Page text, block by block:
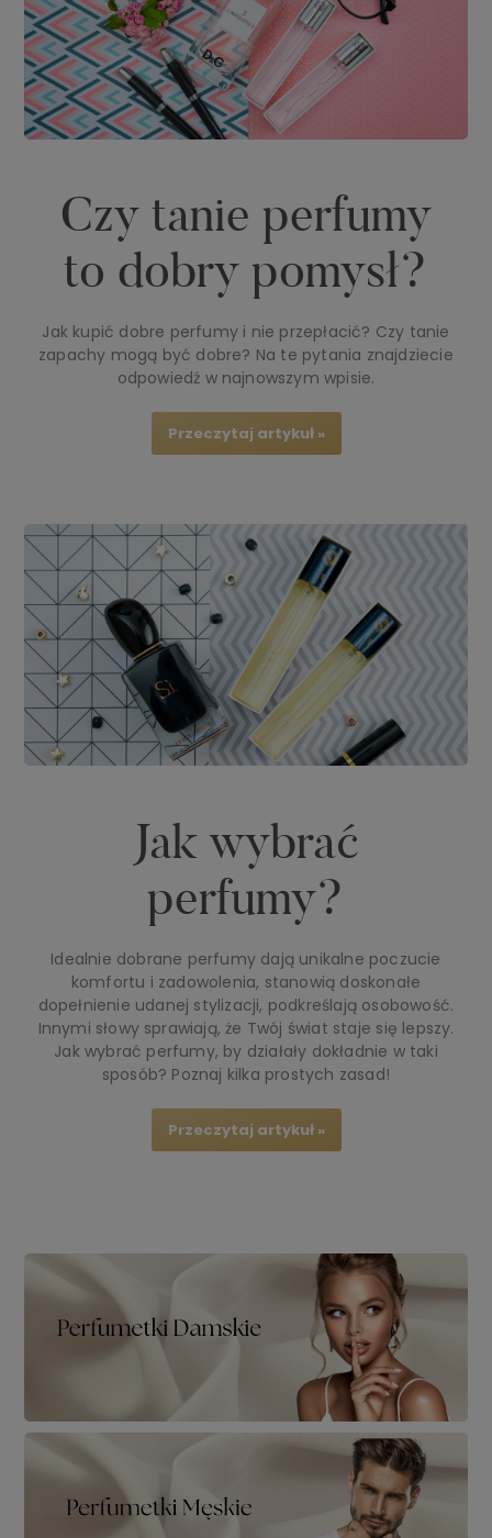
Czy tanie perfumy
to dobry pomysł?
Jak kupić dobre perfumy i nie przepłacić? Czy tanie
zapachy mogą być dobre? Na te pytania znajdziecie
odpowiedź w najnowszym wpisie.
Przeczytaj artykuł »
Jak wybrać
perfumy?
Idealnie dobrane perfumy dają unikalne poczucie
komfortu i zadowolenia, stanowią doskonałe
dopełnienie udanej stylizacji, podkreślają osobowość.
Innymi słowy sprawiają, że Twój świat staje się lepszy.
Jak wybrać perfumy, by działały dokładnie w taki
sposób? Poznaj kilka prostych zasad!
Przeczytaj artykuł »